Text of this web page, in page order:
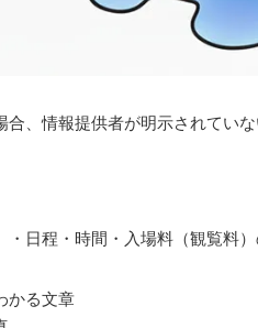
、情報提供者が明示されてい
・日程・時間・入場料（観覧料
かる文章